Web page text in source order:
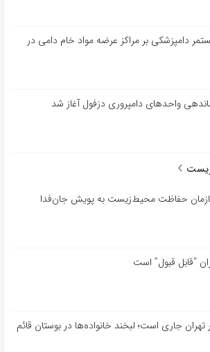
دامپزشکی بر مراکز عرضه مواد خام دامی در
واحدهای دامپروری دزفول آغاز شد
حفاظت محیط‌زیست به پویش جان‌فدا
“قابل قبول” است
جاری است؛ لبخند خانواده‌ها در بوستان قائم